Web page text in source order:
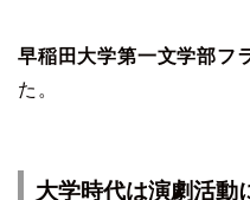
早稲田大学第一文学部フ
た。
大学時代は演劇活動